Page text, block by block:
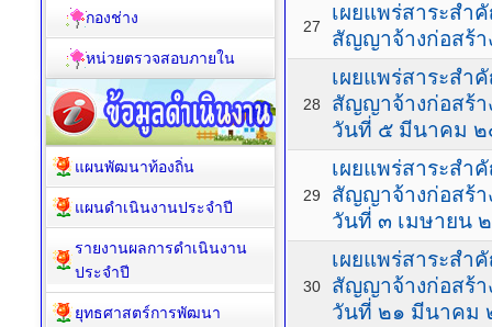
27
เผยแพร่สาระส
สัญญาจ้างก่อสร้
28
เผยแพร่สาระส
สัญญาจ้างก่อสร้
วันที่ ๕ มีนาคม
29
เผยแพร่สาระส
สัญญาจ้างก่อสร้
วันที่ ๓ เมษายน
30
เผยแพร่สาระส
สัญญาจ้างก่อสร้
วันที่ ๒๑ มีนาคม
กองช่าง
หน่วยตรวจสอบภายใน
แผนพัฒนาท้องถิ่น
แผนดำเนินงานประจำปี
รายงานผลการดำเนินงาน
ประจำปี
ยุทธศาสตร์การพัฒนา